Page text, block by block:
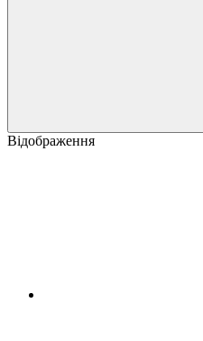
Відображення